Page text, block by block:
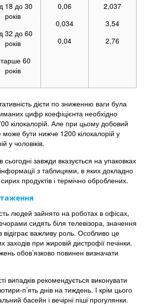
18 до 30
років
32 до 60
років
60
років
0,06
0,034
0,04
2,037
3,54
2,76
дієти по зниженню ваги була
цифр коефіцієнта необхідно
кілокалорій. Але при цьому добовий
бути нижче 1200 кілокалорій у
у чоловіків.
сьогодні завжди вказується на упаковках
з таблицями, в яких докладно
продуктів і термічно оброблених.
людей зайнято на роботах в офісах,
сидять біля телевізора, значення
відіграє важливу роль. Особливо це
заходів при жировій дистрофії печінки.
обов’язково повинен визначати
випадків рекомендується виконувати
п’ять днів на тиждень. І крім цього
басейн і вечірні піші прогулянки.